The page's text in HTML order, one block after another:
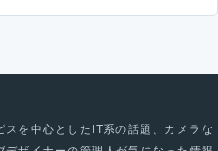
スを中心としたIT系の話題、カメラな